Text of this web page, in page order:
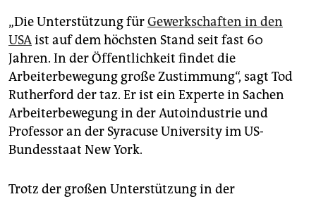
„Die Unterstützung fürGewerkschaften in den
USAist auf dem höchsten Stand seit fast 60
Jahren. In der Öffentlichkeit findet die
Arbeiterbewegung große Zustimmung“, sagt Tod
Rutherford der taz. Er ist ein Experte in Sachen
Arbeiterbewegung in der Autoindustrie und
Professor an der Syracuse University im US-
Bundesstaat New York.
Trotz der großen Unterstützung in der